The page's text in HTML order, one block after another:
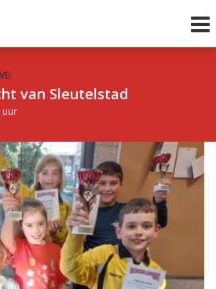
van Sleutelstad
uur
uur 1 van 0 Volgend uur